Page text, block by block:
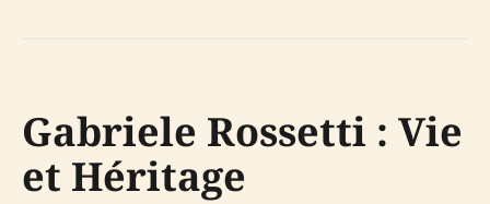
Gabriele Rossetti : Vie
et Héritage